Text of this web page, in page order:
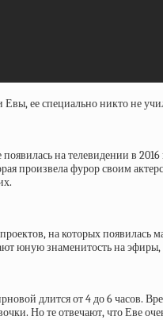
Евы, ее специально никто не
на телевидении в
произвела фурор своим
на которых появилась
юную знаменитость на
длится от 4 до 6 часов.
Но те отвечают, что Еве